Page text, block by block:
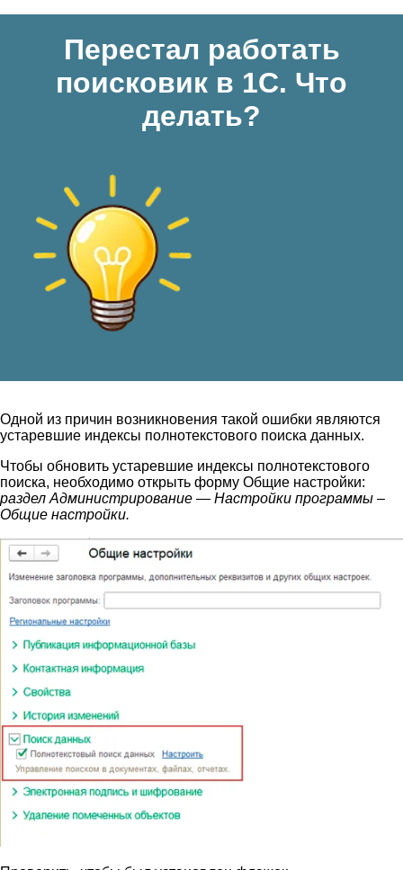
Перестал работать
поисковик в 1С. Что
делать?
Одной из причин возникновения такой ошибки являются
устаревшие индексы полнотекстового поиска данных.
Чтобы обновить устаревшие индексы полнотекстового
поиска, необходимо открыть форму Общие настройки:
раздел Администрирование — Настройки программы –
Общие настройки.